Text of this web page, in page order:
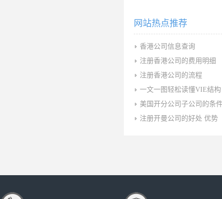
网站热点推荐
香港公司信息查询
注册香港公司的费用明细
注册香港公司的流程
一文一图轻松读懂VIE结
美国开分公司子公司的条
注册开曼公司的好处 优势